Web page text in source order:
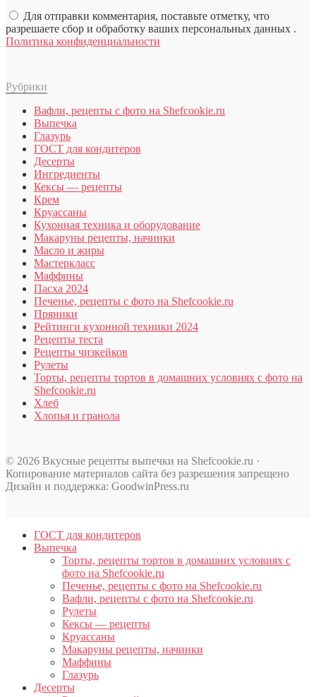
Для отправки комментария, поставьте отметку, что
разрешаете сбор и обработку ваших персональных данных .
Политика конфиденциальности
Рубрики
Вафли, рецепты с фото на Shefcookie.ru
Выпечка
Глазурь
ГОСТ для кондитеров
Десерты
Ингредиенты
Кексы — рецепты
Крем
Круассаны
Кухонная техника и оборудование
Макаруны рецепты, начинки
Масло и жиры
Мастеркласс
Маффины
Пасха 2024
Печенье, рецепты с фото на Shefcookie.ru
Пряники
Рейтинги кухонной техники 2024
Рецепты теста
Рецепты чизкейков
Рулеты
Торты, рецепты тортов в домашних условиях с фото на
Shefcookie.ru
Хлеб
Хлопья и гранола
© 2026 Вкусные рецепты выпечки на Shefcookie.ru ·
Копирование материалов сайта без разрешения запрещено
Дизайн и поддержка: GoodwinPress.ru
ГОСТ для кондитеров
Выпечка
Торты, рецепты тортов в домашних условиях с
фото на Shefcookie.ru
Печенье, рецепты с фото на Shefcookie.ru
Вафли, рецепты с фото на Shefcookie.ru
Рулеты
Кексы — рецепты
Круассаны
Макаруны рецепты, начинки
Маффины
Глазурь
Десерты